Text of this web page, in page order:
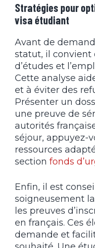
Stratégies pour
visa étudiant
Avant de
statut, il convient
d’études et
Cette analyse
et à éviter des
Présenter un
une preuve de
autorités
séjour, appuyez-
ressources
section fonds
Enfin, il est
soigneusement
les preuves
en français. Ces
demande et